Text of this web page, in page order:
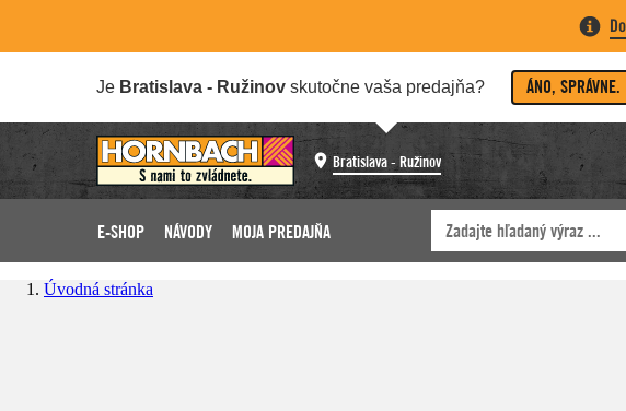
Je Bratislava - Ružinov skutočne vaša predajňa? ÁNO, SPRÁVNE.
Bratislava - Ružinov
E-SHOP NÁVODY MOJA PREDAJŇA
Úvodná stránka